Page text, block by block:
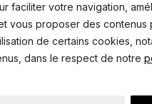
faciliter votre navigation,
vous proposer des contenus
de certains cookies,
dans le respect de notre